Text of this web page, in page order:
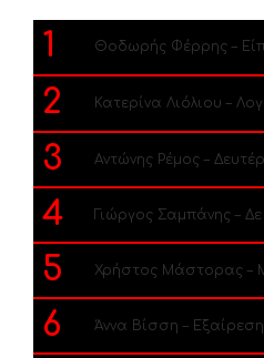
1 Θοδωρής Φέρρης –
2 Κατερίνα Λιόλιου –
3 Αντώνης Ρέμος –
4 Γιώργος Σαμπάνης –
5 Χρήστος Μάστορας –
6 Άννα Βίσση – Εξαίρεση